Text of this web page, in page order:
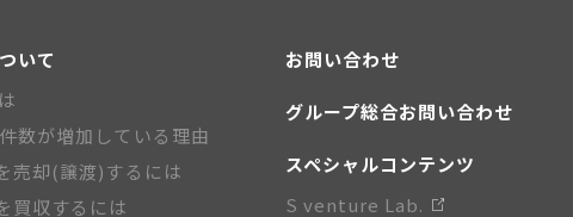
いて
数が増加している理由
売却(譲渡)するには
買収するには
お問い合わせ
グループ総合お問い合わせ
スペシャルコンテンツ
S venture Lab.